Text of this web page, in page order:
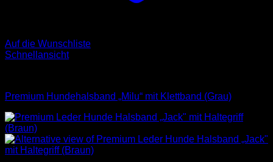
Auf die Wunschliste
Schnellansicht
Premium Hundehalsband „Milu“ mit Klettband (Grau)